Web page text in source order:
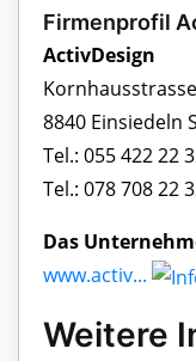
Firmenprofil
ActivDesign
8840 Einsiedeln
Tel.: 055 422 22
Tel.: 078 708 22
Das
www.activ...
Weitere